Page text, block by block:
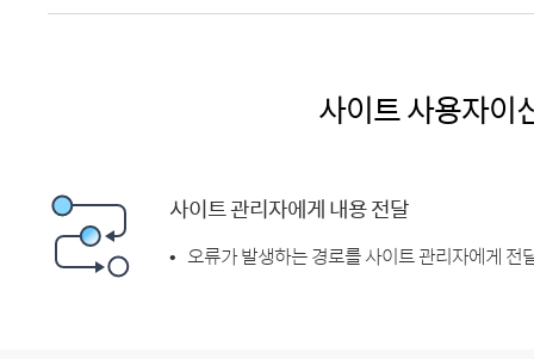
사이트 사용자이
사이트 관리자에게 내용 전달
오류가 발생하는 경로를 사이트 관리자에게 전